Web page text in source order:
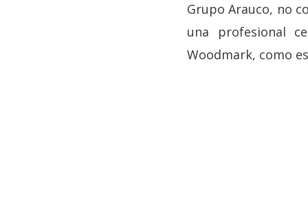
Grupo Arauco, no
una profesional
Woodmark, como